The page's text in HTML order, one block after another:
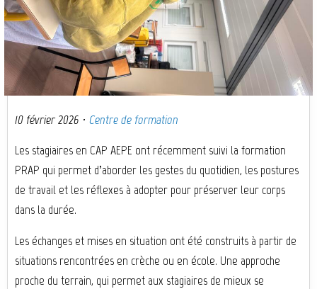
10 février 2026 · Centre de formation
Les stagiaires en CAP AEPE ont récemment suivi la formation
PRAP qui permet d’aborder les gestes du quotidien, les postures
de travail et les réflexes à adopter pour préserver leur corps
dans la durée.
Les échanges et mises en situation ont été construits à partir de
situations rencontrées en crèche ou en école. Une approche
proche du terrain, qui permet aux stagiaires de mieux se